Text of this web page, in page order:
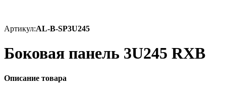
Артикул:AL-B-SP3U245
Боковая панель 3U245 RXB
Описание товара